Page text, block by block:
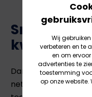
Snel,
kwalitatief
Dankzij onze
netwerk kunnen we
Wij
verbeteren en te
en om
advertenties te
toestemming
op onze website.